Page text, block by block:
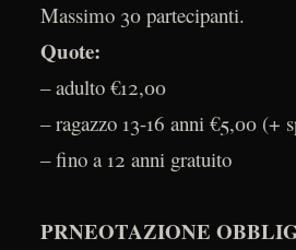
Massimo 30 partecipanti.
Quote:
– adulto €12,00
– ragazzo 13-16 anni €5,00 (+
– fino a 12 anni gratuito
PRNEOTAZIONE